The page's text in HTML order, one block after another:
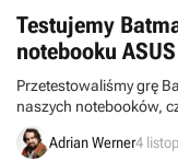
Testujemy
notebooku
Przetestowaliśmy grę Batman:
naszych notebooków,
Adrian Werner4